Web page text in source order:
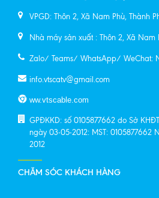
VPGD: Thôn 2, Xã Nam Phù, Thành
Nhà máy sản xuất : Thôn 2, Xã Nam
Zalo/ Teams/ WhatsApp/ WeChat:
info.vtscatv@gmail.com
ww.vtscable.com
GPĐKKD: số 0105877662 do Sở
ngày 03-05-2012: MST: 0105877662
2012
CHĂM SÓC KHÁCH HÀNG